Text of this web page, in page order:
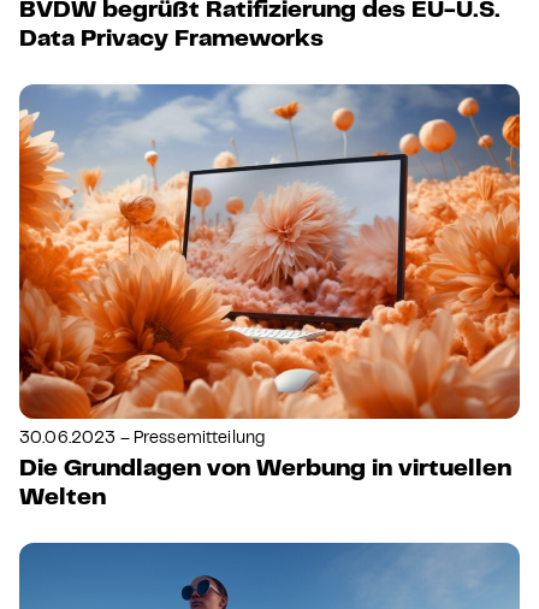
BVDW begrüßt Ratifizierung des EU-U.S.
Data Privacy Frameworks
30.06.2023 – Pressemitteilung
Die Grundlagen von Werbung in virtuellen
Welten